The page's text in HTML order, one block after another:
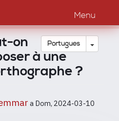
Menu
Português Toggle
on
à une
?
a Dom, 2024-03-10